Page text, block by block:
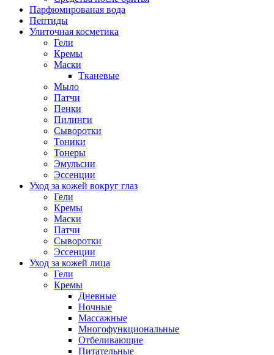
Парфюмированая вода
Пептиды
Улиточная косметика
Гели
Кремы
Маски
Тканевые
Мыло
Патчи
Пенки
Пилинги
Сыворотки
Тоники
Тонеры
Эмульсии
Эссенции
Уход за кожей вокруг глаз
Гели
Кремы
Маски
Патчи
Сыворотки
Эссенции
Уход за кожей лица
Гели
Кремы
Дневные
Ночные
Массажные
Многофункциональные
Отбеливающие
Питательные